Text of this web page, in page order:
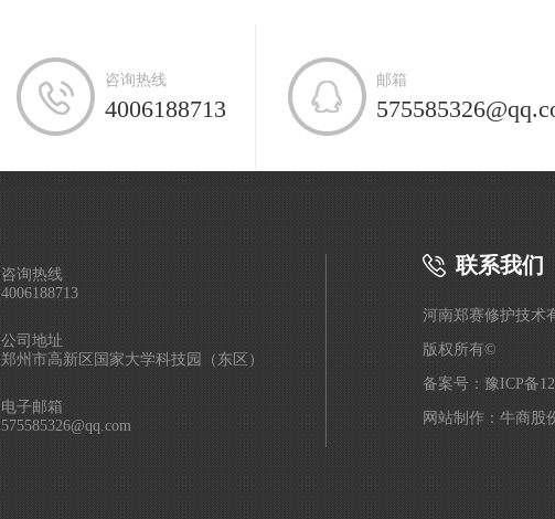
咨询热线
4006188713
邮箱
咨询热线
4006188713
公司地址
郑州市高新区国家大学科技园（东区）
电子邮箱
575585326@qq.com
联系我们
河南郑赛修护技术
版权所有©
备案号： 豫ICP备
网站制作：牛商股